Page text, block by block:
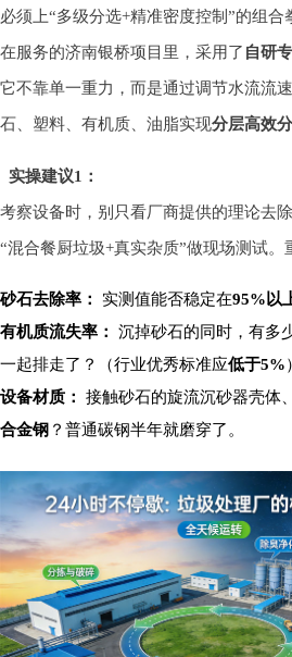
必须上“多级分选+精准密度控制”的组合
在服务的济南银桥项目里，采用了 自研
它不靠单一重力，而是通过调节水流流
石、塑料、有机质、油脂实现分层高效
实操建议1：
考察设备时，别只看厂商提供的理论去
“混合餐厨垃圾+真实杂质”做现场测试。
砂石去除率： 实测值能否稳定在95%以
有机质流失率：
沉掉砂石的同时，有多
一起排走了？（行业优秀标准应低于5%）
设备材质：
接触砂石的旋流沉砂器壳体
合金钢 ？普通碳钢半年就磨穿了。